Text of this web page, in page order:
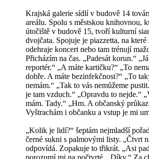
Krajská galerie sídlí v budově 14
areálu. Spolu s městskou knihovnou,
útočiště v budově 15, tvoří kulturní
dvojčata. Spojuje je piazzetta, na které
odehraje koncert nebo tam trénují
Přicházím na čas. „Padesát korun.“
reportér.“ „A máte kartičku?“ „To
dobře. A máte bezinfekčnost?“ „To
nemám.“ „Tak to vás nemůžeme
je tam vzduch.“ „Opravdu to nejde.“
mám. Tady.“ „Hm. A občanský
Vyštrachám i občanku a vstup je mi
„Kolik je lidí?“ šeptám nejmladší
černé sukni s palmovými listy. „Čtvrt
odpovídá. Zopakuje to třikrát. „Asi
porozumí mi na počtvrté. „Díky.“ Za